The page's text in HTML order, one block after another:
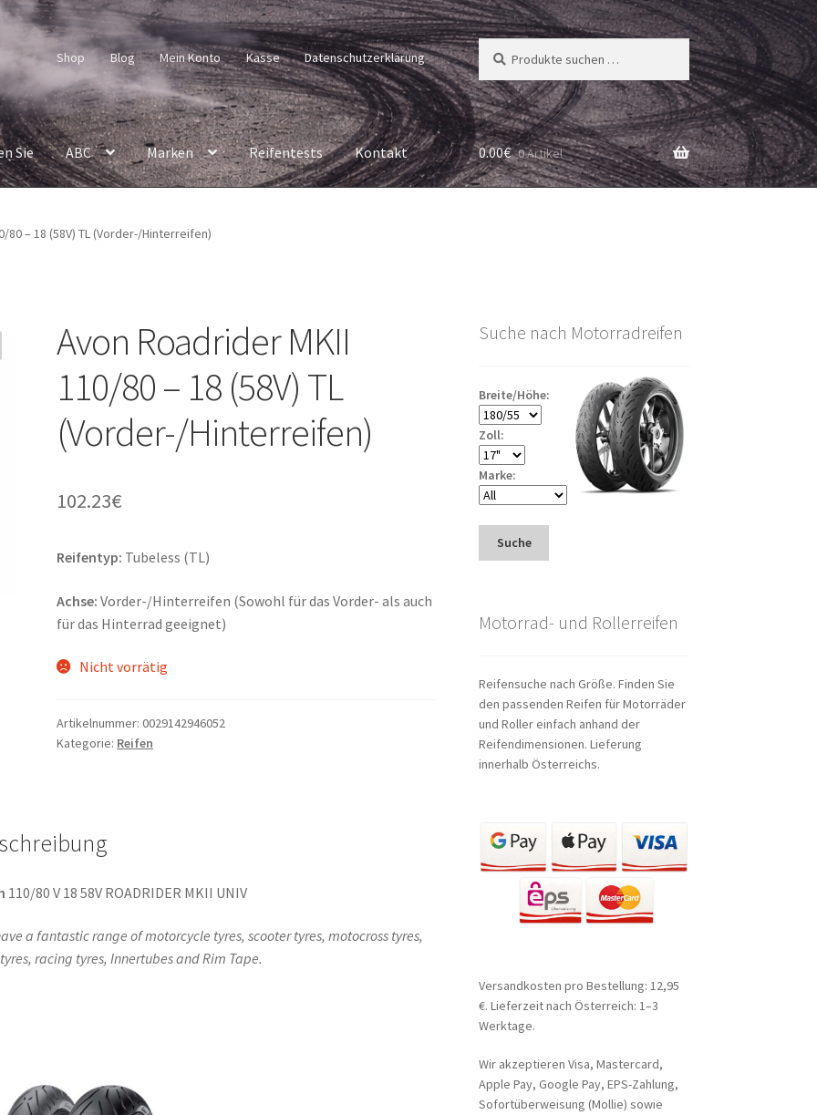
Shop Blog Mein Konto Kasse Datenschutzerklärung
Suchen
nach:
Suchen
Sie ABC Marken Reifentests Kontakt 0.00€ 0 Artikel
80 – 18 (58V) TL (Vorder-/Hinterreifen)
Avon Roadrider MKII
110/80 – 18 (58V) TL
(Vorder-/Hinterreifen)
102.23€
Reifentyp: Tubeless (TL)
Achse: Vorder-/Hinterreifen (Sowohl für das Vorder- als auch
für das Hinterrad geeignet)
Nicht vorrätig
Artikelnummer:0029142946052
Kategorie: Reifen
110/80 V 18 58V ROADRIDER MKII UNIV
a fantastic range of motorcycle tyres, scooter tyres, motocross tyres,
racing tyres, Innertubes and Rim Tape.
Suche nach Motorradreifen
Breite/Höhe:
Zoll:
Marke:
Suche
Motorrad- und Rollerreifen
Reifensuche nach Größe. Finden Sie
den passenden Reifen für Motorräder
und Roller einfach anhand der
Reifendimensionen. Lieferung
innerhalb Österreichs.
Versandkosten pro Bestellung: 12,95
€. Lieferzeit nach Österreich: 1–3
Werktage.
Wir akzeptieren Visa, Mastercard,
Apple Pay, Google Pay, EPS-Zahlung,
Sofortüberweisung (Mollie) sowie